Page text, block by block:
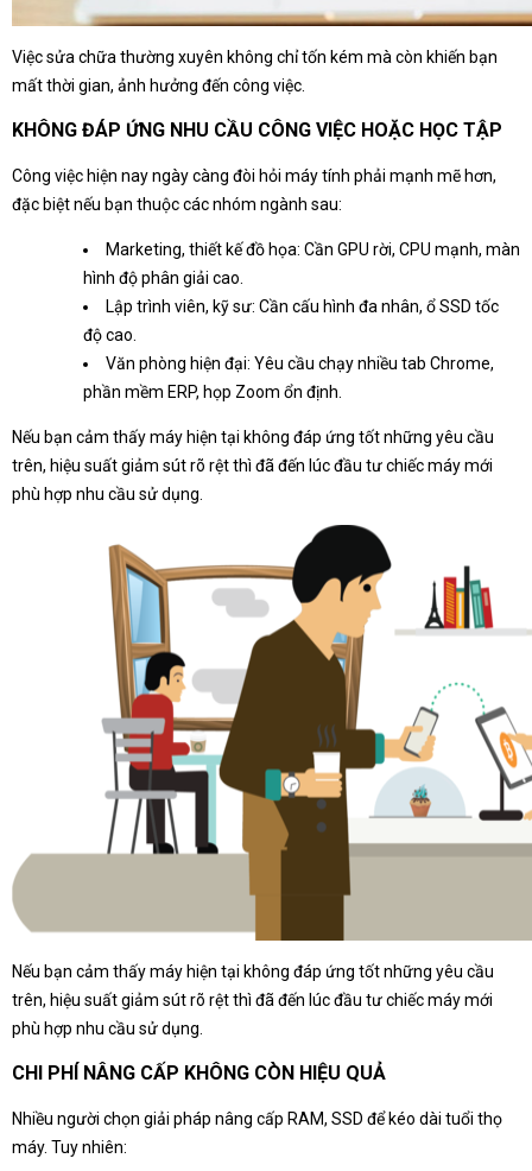
Việc sửa chữa thường xuyên không chỉ tốn kém mà còn khiến bạn
mất thời gian, ảnh hưởng đến công việc.
KHÔNG ĐÁP ỨNG NHU CẦU CÔNG VIỆC HOẶC HỌC TẬP
Công việc hiện nay ngày càng đòi hỏi máy tính phải mạnh mẽ hơn,
đặc biệt nếu bạn thuộc các nhóm ngành sau:
Marketing, thiết kế đồ họa: Cần GPU rời, CPU mạnh, màn
hình độ phân giải cao.
Lập trình viên, kỹ sư: Cần cấu hình đa nhân, ổ SSD tốc
độ cao.
Văn phòng hiện đại: Yêu cầu chạy nhiều tab Chrome,
phần mềm ERP, họp Zoom ổn định.
Nếu bạn cảm thấy máy hiện tại không đáp ứng tốt những yêu cầu
trên, hiệu suất giảm sút rõ rệt thì đã đến lúc đầu tư chiếc máy mới
phù hợp nhu cầu sử dụng.
Nếu bạn cảm thấy máy hiện tại không đáp ứng tốt những yêu cầu
trên, hiệu suất giảm sút rõ rệt thì đã đến lúc đầu tư chiếc máy mới
phù hợp nhu cầu sử dụng.
CHI PHÍ NÂNG CẤP KHÔNG CÒN HIỆU QUẢ
Nhiều người chọn giải pháp nâng cấp RAM, SSD để kéo dài tuổi thọ
máy. Tuy nhiên: